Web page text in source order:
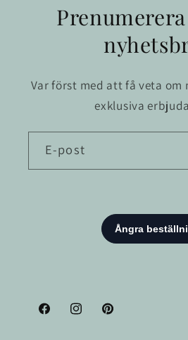
Var först med att få veta om
exklusiva
E-post
FacebookInstagramPinterest